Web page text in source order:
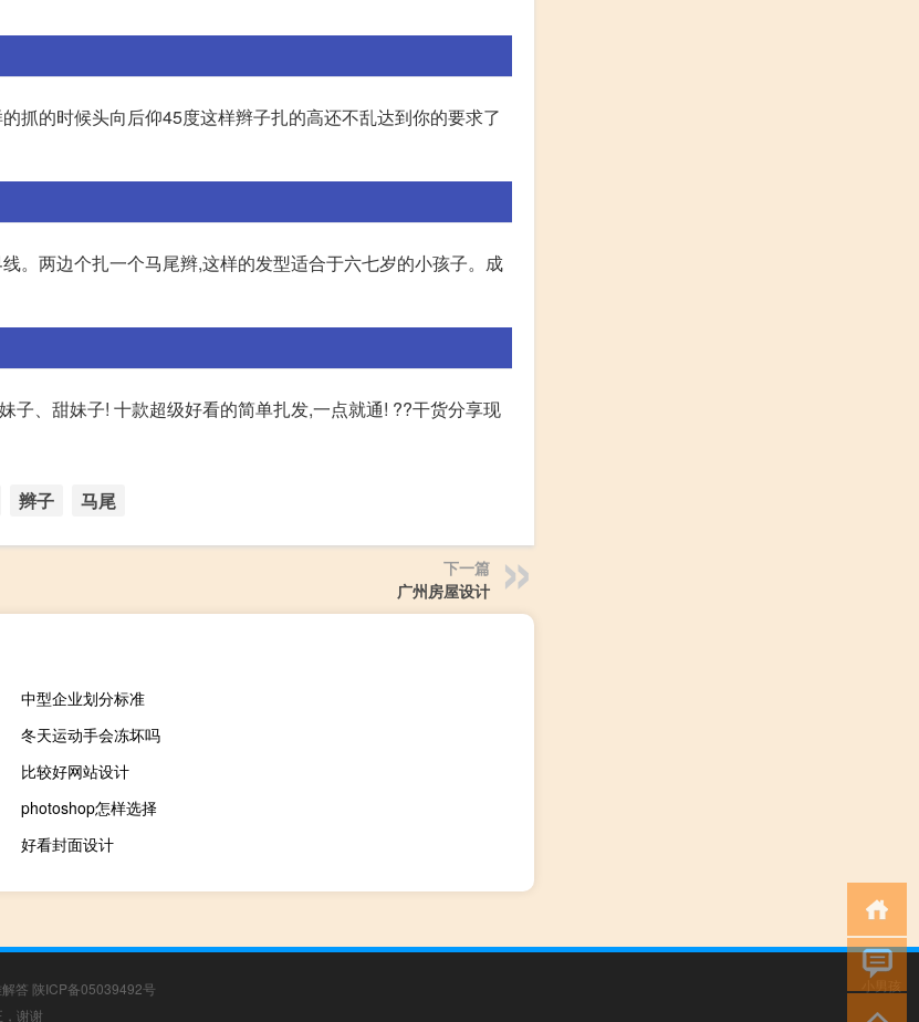
抓的时候头向后仰45度这样辫子扎的高还不乱达到你的要求了
。两边个扎一个马尾辫,这样的发型适合于六七岁的小孩子。成
子、甜妹子! 十款超级好看的简单扎发,一点就通! ??干货分享现
辫子 马尾
下一篇
广州房屋设计
中型企业划分标准
冬天运动手会冻坏吗
比较好网站设计
photoshop怎样选择
好看封面设计
答 陕ICP备05039492号
谢谢
小男孩